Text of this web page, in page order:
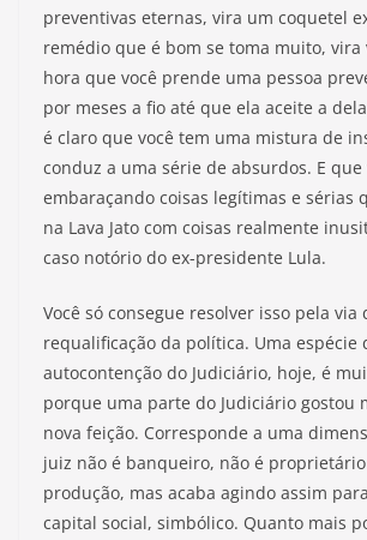
preventivas eternas, vira um coquetel
remédio que é bom se toma muito, vira
hora que você prende uma pessoa
por meses a fio até que ela aceite a
é claro que você tem uma mistura de
conduz a uma série de absurdos. E que
embaraçando coisas legítimas e sérias
na Lava Jato com coisas realmente
caso notório do ex-presidente Lula.
Você só consegue resolver isso pela via
requalificação da política. Uma espécie
autocontenção do Judiciário, hoje, é
porque uma parte do Judiciário gostou
nova feição. Corresponde a uma
juiz não é banqueiro, não é
produção, mas acaba agindo assim
capital social, simbólico. Quanto mais